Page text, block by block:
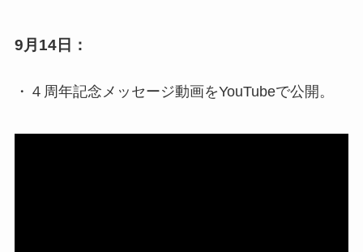
9月14日：
・４周年記念メッセージ動画をYouTubeで公開。